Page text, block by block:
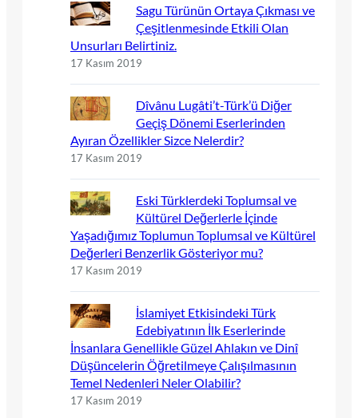
Sagu Türünün Ortaya Çıkması ve
Çeşitlenmesinde Etkili Olan
Unsurları Belirtiniz.
17 Kasım 2019
Dîvânu Lugâti’t-Türk’ü Diğer
Geçiş Dönemi Eserlerinden
Ayıran Özellikler Sizce Nelerdir?
17 Kasım 2019
Eski Türklerdeki Toplumsal ve
Kültürel Değerlerle İçinde
Yaşadığımız Toplumun Toplumsal ve Kültürel
Değerleri Benzerlik Gösteriyor mu?
17 Kasım 2019
İslamiyet Etkisindeki Türk
Edebiyatının İlk Eserlerinde
İnsanlara Genellikle Güzel Ahlakın ve Dinî
Düşüncelerin Öğretilmeye Çalışılmasının
Temel Nedenleri Neler Olabilir?
17 Kasım 2019